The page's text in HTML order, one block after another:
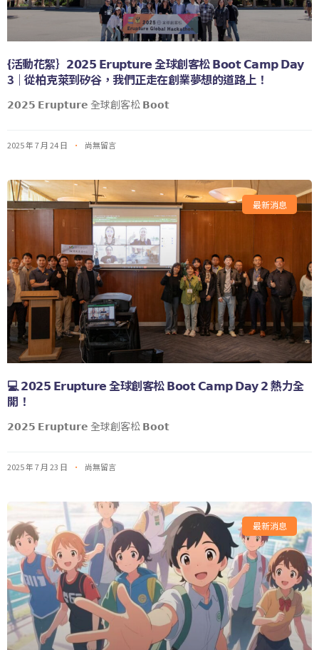
{活動花絮｝𝟮𝟬𝟮𝟱 𝗘𝗿𝘂𝗽𝘁𝘂𝗿𝗲 全球創客松 𝗕𝗼𝗼𝘁 𝗖𝗮𝗺𝗽 𝗗𝗮𝘆
3｜從柏克萊到矽谷，我們正走在創業夢想的道路上！
𝟮𝟬𝟮𝟱 𝗘𝗿𝘂𝗽𝘁𝘂𝗿𝗲 全球創客松 𝗕𝗼𝗼𝘁
2025 年 7 月 24 日 尚無留言
最新消息
💻 𝟮𝟬𝟮𝟱 𝗘𝗿𝘂𝗽𝘁𝘂𝗿𝗲 全球創客松 𝗕𝗼𝗼𝘁 𝗖𝗮𝗺𝗽 𝗗𝗮𝘆 𝟮 熱力全
開！
𝟮𝟬𝟮𝟱 𝗘𝗿𝘂𝗽𝘁𝘂𝗿𝗲 全球創客松 𝗕𝗼𝗼𝘁
2025 年 7 月 23 日 尚無留言
最新消息